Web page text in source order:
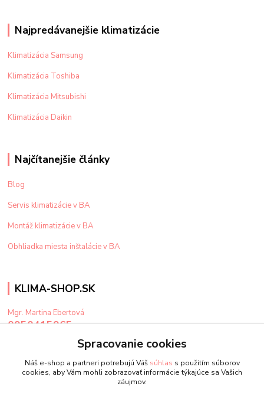
Najpredávanejšie klimatizácie
Klimatizácia Samsung
Klimatizácia Toshiba
Klimatizácia Mitsubishi
Klimatizácia Daikin
Najčítanejšie články
Blog
Servis klimatizácie v BA
Montáž klimatizácie v BA
Obhliadka miesta inštalácie v BA
KLIMA-SHOP.SK
Mgr. Martina Ebertová
0950415965
klima@klima-shop.sk
Spracovanie cookies
Náš e-shop a partneri potrebujú Váš súhlas s použitím súborov
cookies, aby Vám mohli zobrazovať informácie týkajúce sa Vašich
záujmov.